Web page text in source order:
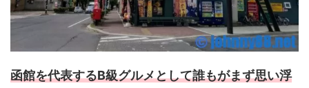
函館を代表するB級グルメとして誰もがまず思い浮